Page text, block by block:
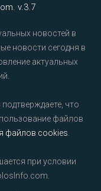
v.3.7
новостей в
новости сегодня в
актуальных
что
файлов
файлов cookies
при условии